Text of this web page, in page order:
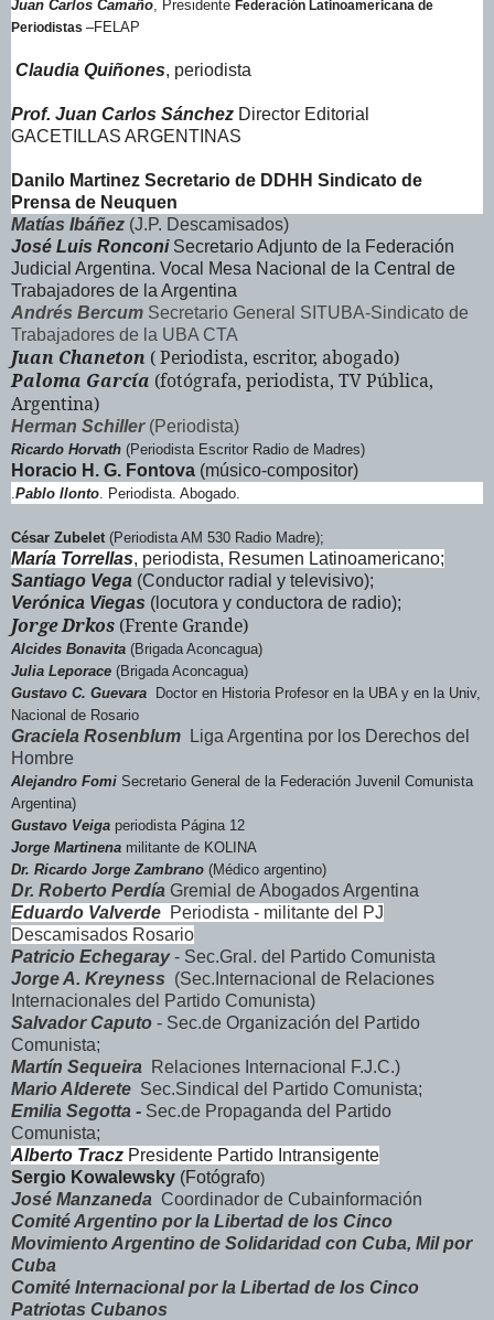
Juan Carlos Camaño , Presidente Federación Latinoamericana de
Periodistas –FELAP
Claudia Quiñones, periodista
Prof. Juan Carlos Sánchez Director Editorial
GACETILLAS ARGENTINAS
Danilo Martinez Secretario de DDHH Sindicato de
Prensa de Neuquen
Matías Ibáñez (J.P. Descamisados)
José Luis RonconiSecretario Adjunto de la Federación
Judicial Argentina. Vocal Mesa Nacional de la Central de
Trabajadores de la Argentina
Andrés Bercum Secretario General SITUBA-Sindicato de
Trabajadores de la UBA CTA
Juan Chaneton ( Periodista, escritor, abogado)
Paloma García (fotógrafa, periodista, TV Pública,
Argentina)
Herman Schiller(Periodista)
Ricardo Horvath (Periodista Escritor Radio de Madres)
Horacio H. G. Fontova (músico-compositor)
Pablo llonto . Periodista. Abogado.
César Zubelet (Periodista AM 530 Radio Madre);
María Torrellas, periodista, Resumen Latinoamericano;
Santiago Vega (Conductor radial y televisivo);
Verónica Viegas (locutora y conductora de radio);
Jorge Drkos (Frente Grande)
Alcides Bonavita (Brigada Aconcagua)
Julia Leporace (Brigada Aconcagua)
Gustavo C. Guevara Doctor en Historia Profesor en la UBA y en la Univ,
Nacional de Rosario
Graciela Rosenblum Liga Argentina por los Derechos del
Hombre
Alejandro Fomi Secretario General de la Federación Juvenil Comunista
Argentina)
Gustavo Veiga periodista Página 12
Jorge Martinena militante de KOLINA
Dr. Ricardo Jorge Zambrano (Médico argentino)
Dr. Roberto Perdía Gremial de Abogados Argentina
Eduardo Valverde Periodista - militante del PJ
Descamisados Rosario
Patricio Echegaray- Sec.Gral. del Partido Comunista
Jorge A. Kreyness (Sec.Internacional de Relaciones
Internacionales del Partido Comunista)
Salvador Caputo - Sec.de Organización del Partido
Comunista;
Martín Sequeira Relaciones Internacional F.J.C.)
Mario Alderete Sec.Sindical del Partido Comunista;
Emilia Segotta - Sec.de Propaganda del Partido
Comunista;
Alberto Tracz Presidente Partido Intransigente
Sergio Kowalewsky (Fotógrafo)
José Manzaneda Coordinador de Cubainformación
Comité Argentino por la Libertad de los Cinco
Movimiento Argentino de Solidaridad con Cuba, Mil por
Cuba
Comité Internacional por la Libertad de los Cinco
Patriotas Cubanos